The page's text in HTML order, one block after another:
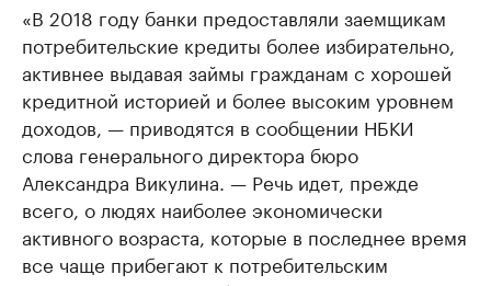
«В 2018 году банки предоставляли заемщикам
потребительские кредиты более избирательно,
активнее выдавая займы гражданам с хорошей
кредитной историей и более высоким уровнем
доходов, — приводятся в сообщении НБКИ
слова генерального директора бюро
Александра Викулина. — Речь идет, прежде
всего, о людях наиболее экономически
активного возраста, которые в последнее время
все чаще прибегают к потребительским